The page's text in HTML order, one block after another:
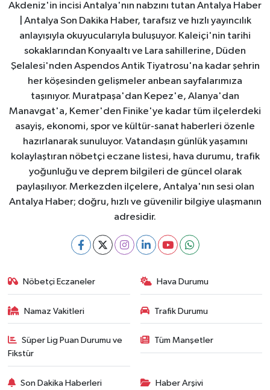
Akdeniz'in incisi Antalya'nın nabzını tutan Antalya Haber
| Antalya Son Dakika Haber, tarafsız ve hızlı yayıncılık
anlayışıyla okuyucularıyla buluşuyor. Kaleiçi'nin tarihi
sokaklarından Konyaaltı ve Lara sahillerine, Düden
Şelalesi'nden Aspendos Antik Tiyatrosu'na kadar şehrin
her köşesinden gelişmeler anbean sayfalarımıza
taşınıyor. Muratpaşa'dan Kepez'e, Alanya'dan
Manavgat'a, Kemer'den Finike'ye kadar tüm ilçelerdeki
asayiş, ekonomi, spor ve kültür-sanat haberleri özenle
hazırlanarak sunuluyor. Vatandaşın günlük yaşamını
kolaylaştıran nöbetçi eczane listesi, hava durumu, trafik
yoğunluğu ve deprem bilgileri de güncel olarak
paylaşılıyor. Merkezden ilçelere, Antalya'nın sesi olan
Antalya Haber; doğru, hızlı ve güvenilir bilgiye ulaşmanın
adresidir.
Nöbetçi Eczaneler Hava Durumu
Namaz Vakitleri Trafik Durumu
Süper Lig Puan Durumu ve
Fikstür
Tüm Manşetler
Son Dakika Haberleri Haber Arşivi